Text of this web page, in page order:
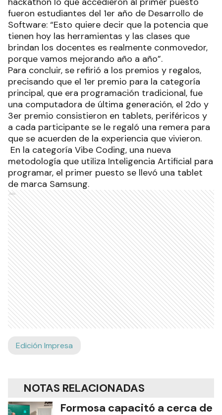
fueron estudiantes del 1er año de Desarrollo de
Software: “Esto quiere decir que la potencia que
tienen hoy las herramientas y las clases que
brindan los docentes es realmente conmovedor,
porque vamos mejorando año a año”.
Para concluir, se refirió a los premios y regalos,
precisando que el 1er premio para la categoría
principal, que era programación tradicional, fue
una computadora de última generación, el 2do y
3er premio consistieron en tablets, periféricos y
a cada participante se le regaló una remera para
que se acuerden de la experiencia que vivieron.
En la categoría Vibe Coding, una nueva
metodología que utiliza Inteligencia Artificial para
programar, el primer puesto se llevó una tablet
de marca Samsung.
Ads
Edición Impresa
NOTAS RELACIONADAS
Formosa capacitó a cerca de